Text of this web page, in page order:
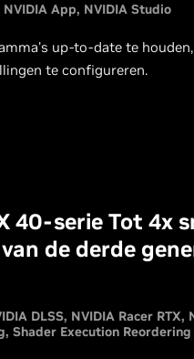
NVIDIA App NVIDIA Studio
up-to-date te
te configureren.
40-serie Tot 4x
de derde
DLSS NVIDIA Racer RTX
Shader Execution Reordering